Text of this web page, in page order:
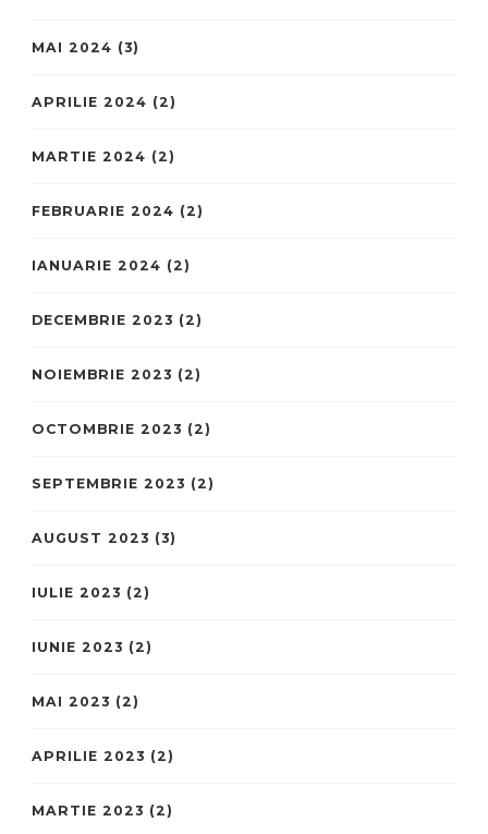
MAI 2024 (3)
APRILIE 2024 (2)
MARTIE 2024 (2)
FEBRUARIE 2024 (2)
IANUARIE 2024 (2)
DECEMBRIE 2023 (2)
NOIEMBRIE 2023 (2)
OCTOMBRIE 2023 (2)
SEPTEMBRIE 2023 (2)
AUGUST 2023 (3)
IULIE 2023 (2)
IUNIE 2023 (2)
MAI 2023 (2)
APRILIE 2023 (2)
MARTIE 2023 (2)